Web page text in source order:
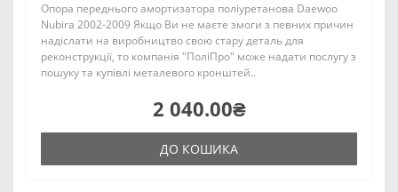
Опора переднього амортизатора поліуретанова Daewoo
Nubira 2002-2009 Якщо Ви не маєте змоги з певних причин
надіслати на виробництво свою стару деталь для
реконструкції, то компанія "ПоліПро" може надати послугу з
пошуку та купівлі металевого кронштей..
2 040.00₴
ДО КОШИКА